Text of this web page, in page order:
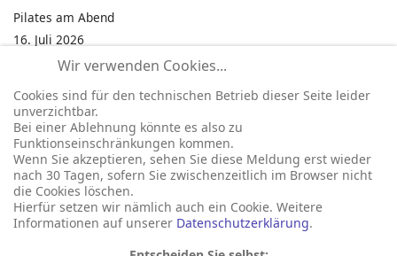
Pilates am Abend
16. Juli 2026
Jumping Fitness Intervall
16. Juli 2026
Jumping Fitness Erwachsene
16. Juli 2026
Kinderfest in Neukirchen
16. Juli 2026
Wir verwenden Cookies...
Cookies sind für den technischen Betrieb dieser Seite leider
unverzichtbar.
Bei einer Ablehnung könnte es also zu
Funktionseinschränkungen kommen.
Wenn Sie akzeptieren, sehen Sie diese Meldung erst wieder
nach 30 Tagen, sofern Sie zwischenzeitlich im Browser nicht
die Cookies löschen.
Hierfür setzen wir nämlich auch ein Cookie. Weitere
Informationen auf unserer Datenschutzerklärung.